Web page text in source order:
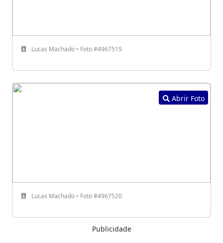
Lucas Machado • Foto #4967519
Abrir Foto
Lucas Machado • Foto #4967520
Publicidade